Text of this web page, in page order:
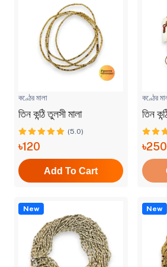
কণ্ঠের মালা
তিন কন্ঠি তুলসী মালা
(5.0)
৳120
Add To Cart
কণ্ঠের
তিন
৳250
New New